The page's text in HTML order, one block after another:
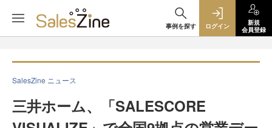
事例を探す ログイン
新規
会員登録
SalesZine ニュース
三井ホーム、「SALESCORE